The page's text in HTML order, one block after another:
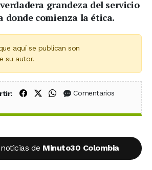
grandeza del servicio
donde comienza la ética.
aquí se publican son
su autor.
Compartir en Facebook
Compartir en X (Twitter)
Compartir en WhatsApp
Comentarios
de Minuto30 Colombia